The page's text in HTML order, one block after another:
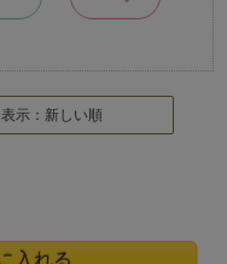
表示：新しい順